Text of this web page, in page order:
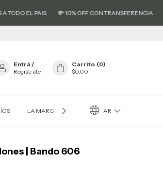
PAIS 💸 10% OFF CON TRANSFERENCIA 💳 3
Entrá /
Registráte
Carrito (0)
$0,00
LA MARCA EL AS® RESEÑAS
AR
| Bando 606